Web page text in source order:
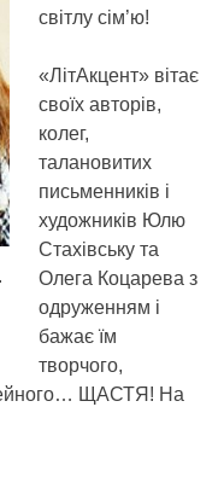
світлу сім’ю!
«ЛітАкцент» вітає
своїх авторів,
колег,
талановитих
письменників і
художників Юлю
Стахівську та
Олега Коцарева з
одруженням і
бажає їм
творчого,
ЩАСТЯ! На